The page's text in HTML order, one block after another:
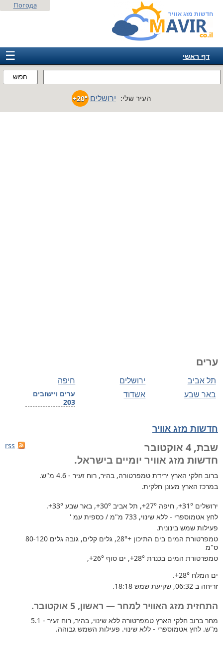
חדשות מזג אוויר
חפוש
Погода
☰
דף ראשי
אמריקה
העיר שלי: ירושלים +20°
ערים
חיפה ירושלים תל אביב
ערים ויישובים
203
אשדוד באר שבע
חדשות מזג אוויר
rss
שבת, 4 אוקטובר
חדשות מזג אוויר יומיים בישראל.
ברוב חלקי הארץ ירידת טמפרטורה, בהיר, רוח זעיר - 4.6 מ"ש.
במרכז הארץ מעונן חלקית.
ירושלים +31°, חיפה +27°, תל אביב +30°, באר שבע +33°
.
לחץ אטמוספרי - ללא שינוי, 733 מ"מ / כספית עמ '
פעילות שמש בינונית.
טמפרטורת המים בים התיכון +28°
, גלים קלים, גובה גלים 80-120
ס"מ
טמפרטורת המים בכנרת +28°, ים סוף +26°
,
ים המלח +28°
.
זריחה ב 06:32, שקיעת שמש 18:18.
התחזית מזג האוויר למחר — ראשון, 5 אוקטובר.
מחר ברוב חלקי הארץ טמפרטורה ללא שינוי, בהיר, רוח זעיר - 5.1
מ"ש. לחץ אטמוספרי - ללא שינוי. פעילות השמש גבוהה.